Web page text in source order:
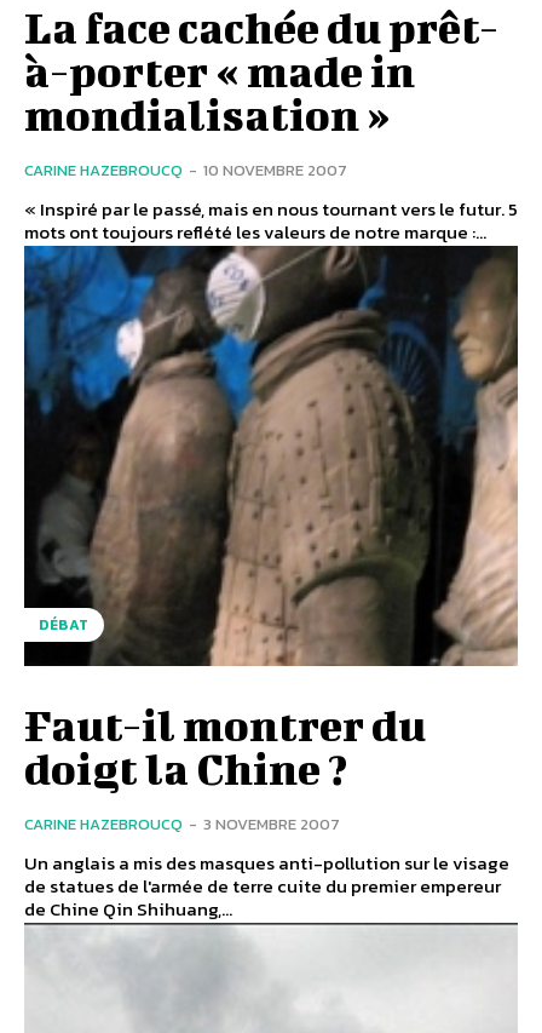
La face cachée du prêt-
à-porter « made in
mondialisation »
CARINE HAZEBROUCQ - 10 NOVEMBRE 2007
« Inspiré par le passé, mais en nous tournant vers le futur. 5
mots ont toujours reflété les valeurs de notre marque :...
DÉBAT
Faut-il montrer du
doigt la Chine ?
CARINE HAZEBROUCQ - 3 NOVEMBRE 2007
Un anglais a mis des masques anti-pollution sur le visage
de statues de l'armée de terre cuite du premier empereur
de Chine Qin Shihuang,...